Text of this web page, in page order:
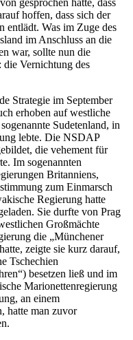
gesprochen hatte, dass
hoffen, dass sich der
entlädt. Was im Zuge des
im Anschluss an die
war, sollte nun die
die Vernichtung des
Strategie im September
erhoben auf westliche
Sudetenland, in
lebte. Die NSDAP
die vehement für
Im sogenannten
Britanniens,
zum Einmarsch
Regierung hatte
Sie durfte von Prag
Großmächte
die „Münchener
zeigte sie kurz darauf,
Tschechien
besetzen ließ und im
Marionettenregierung
an einem
hatte man zuvor